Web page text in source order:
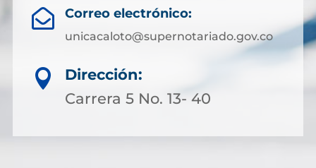
 Correo electrónico:
unicacaloto@supernotariado.gov.co

Dirección:
Carrera 5 No. 13- 40